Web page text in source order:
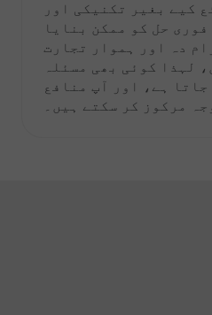
کیے بغیر تکنیکی اور
حل کو ممکن بنایا
دہ اور ہموار تجارت
لہذا کوئی بھی مسئلہ
جاتا ہے، اور آپ منافع
مرکوز کر سکتے ہیں۔